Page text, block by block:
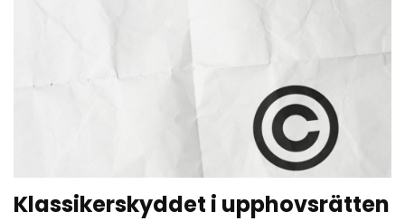
Klassikerskyddet i upphovsrätten